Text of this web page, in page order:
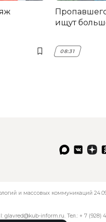
ищут
08:31
и массовых коммуникаций
glavred@kub-inform.ru. Тел.: + 7 (928)